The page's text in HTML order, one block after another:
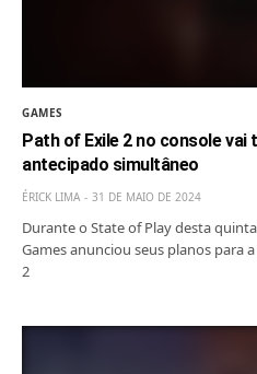
GAMES
Path of Exile 2 no console vai
antecipado simultâneo
ÉRICK LIMA 31 DE MAIO DE 2024
Durante o State of Play desta
Games anunciou seus planos para
2